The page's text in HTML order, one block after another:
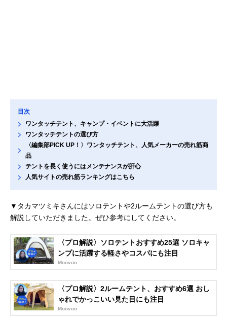
目次
ワンタッチテント、キャンプ・イベントに大活躍
ワンタッチテントの選び方
〈編集部PICK UP！〉ワンタッチテント、人気メーカーの売れ筋商
品
テントを長く使うにはメンテナンスが肝心
人気サイトの売れ筋ランキングはこちら
▼タカマツミキさんにはソロテントや2ルームテントの選び方も
解説していただきました。ぜひ参考にしてください。
〈プロ解説〉ソロテントおすすめ25選 ソロキャ
ンプに活躍する軽さやコスパにも注目
Moovoo
〈プロ解説〉2ルームテント、おすすめ6選 おし
ゃれでかっこいい見た目にも注目
Moovoo